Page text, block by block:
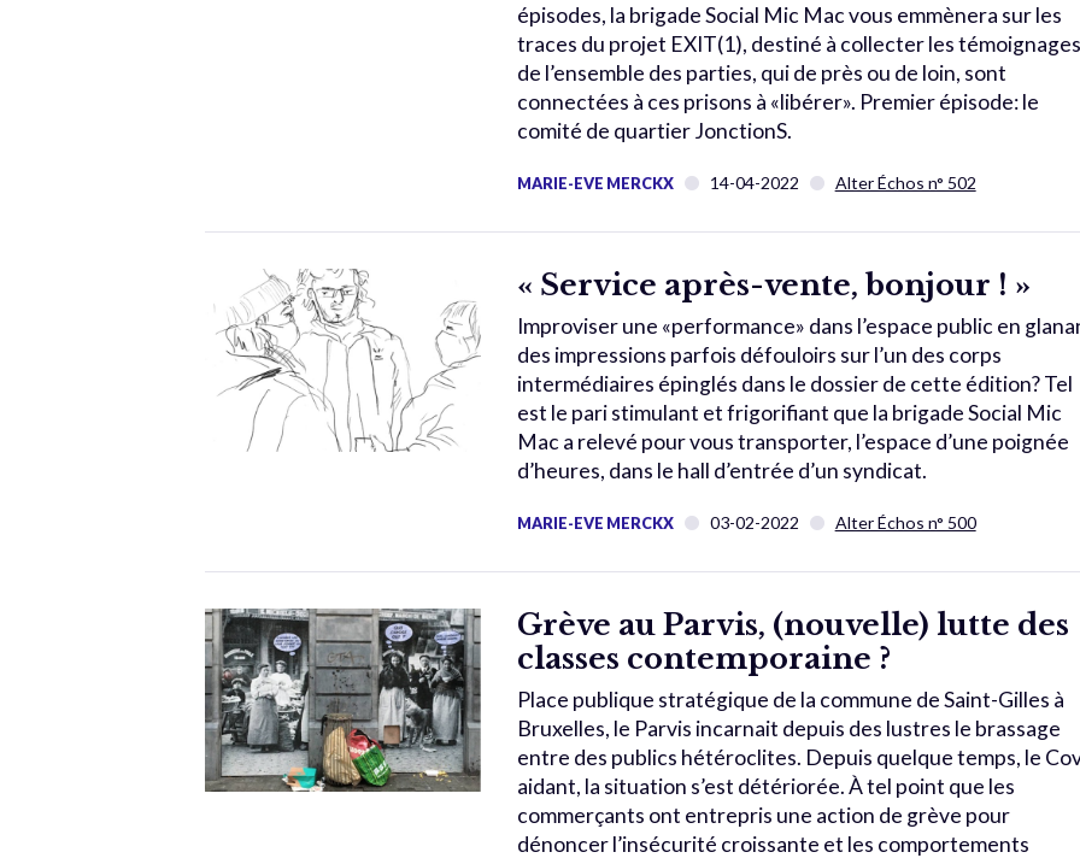
épisodes, la brigade Social Mic Mac vous emmènera sur les
traces du projet EXIT(1), destiné à collecter les témoignages
de l’ensemble des parties, qui de près ou de loin, sont
connectées à ces prisons à «libérer». Premier épisode: le
comité de quartier JonctionS.
MARIE-EVE MERCKX 14-04-2022 Alter Échos n° 502
« Service après-vente, bonjour ! »
Improviser une «performance» dans l’espace public en
des impressions parfois défouloirs sur l’un des corps
intermédiaires épinglés dans le dossier de cette édition? Tel
est le pari stimulant et frigorifiant que la brigade Social Mic
Mac a relevé pour vous transporter, l’espace d’une poignée
d’heures, dans le hall d’entrée d’un syndicat.
MARIE-EVE MERCKX 03-02-2022 Alter Échos n° 500
Grève au Parvis, (nouvelle) lutte des
classes contemporaine ?
Place publique stratégique de la commune de Saint-Gilles à
Bruxelles, le Parvis incarnait depuis des lustres le brassage
entre des publics hétéroclites. Depuis quelque temps, le
aidant, la situation s’est détériorée. À tel point que les
commerçants ont entrepris une action de grève pour
dénoncer l’insécurité croissante et les comportements